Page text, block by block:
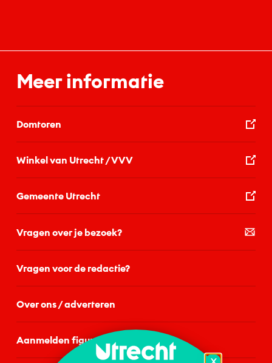
Meer informatie
Domtoren
Winkel van Utrecht / VVV
Gemeente Utrecht
Vragen over je bezoek?
Vragen voor de redactie?
Over ons / adverteren
Aanmelden figurant